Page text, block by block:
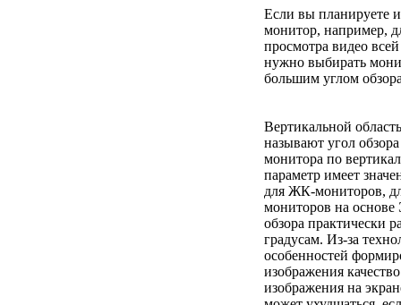
Если вы планируете
монитор, например,
просмотра видео
нужно выбирать
большим углом
Вертикальной
называют угол
монитора по
параметр имеет
для ЖК-мониторов,
мониторов на
обзора практически
градусам. Из-за
особенностей
изображения качество
изображения на